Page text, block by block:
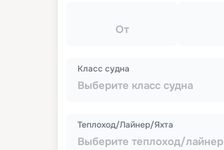
От
Выберите класс судна
Класс судна
Выберите теплоход/лайнер
Теплоход/Лайнер/Яхта